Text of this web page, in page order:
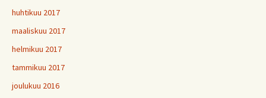
huhtikuu 2017
maaliskuu 2017
helmikuu 2017
tammikuu 2017
joulukuu 2016